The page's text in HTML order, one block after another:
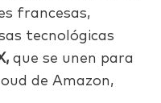
francesas,
tecnológicas
que se unen para
de Amazon,